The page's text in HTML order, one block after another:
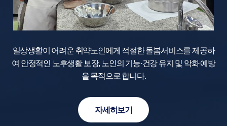
일상생활이 어려운 취약노인에게 적절한 돌봄서비스를 제공하
여 안정적인 노후생활 보장, 노인의 기능·건강 유지 및 악화 예방
을 목적으로 합니다.
자세히보기